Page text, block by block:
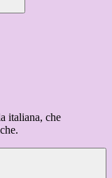
italiana, che